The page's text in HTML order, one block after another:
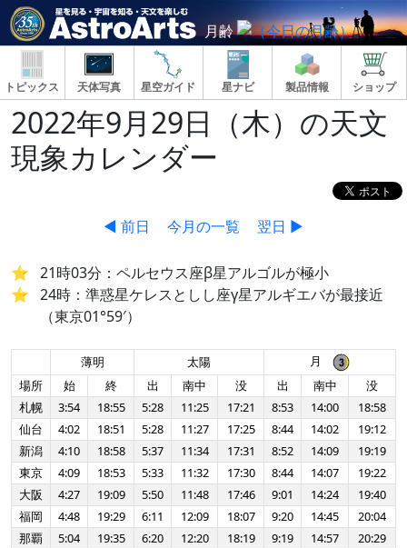
月齢
トピックス 天体写真 星空ガイド 星ナビ 製品情報 ショップ
2022年9月29日（木）の天文
現象カレンダー
◀ 前日 今月の一覧 翌日 ▶
21時03分：ペルセウス座β星アルゴルが極小
24時：準惑星ケレスとしし座γ星アルギエバが最接近
（東京01°59′）
薄明 太陽
月
場所
始 終 出 南中 没 出 南中
没
札幌
3:54 18:55 5:28 11:25 17:21 8:53 14:00
18:58
仙台
4:02 18:51 5:28 11:27 17:25 8:44 14:02
19:12
新潟
4:10 18:58 5:37 11:34 17:31 8:52 14:09
19:19
東京
4:09 18:53 5:33 11:32 17:30 8:44 14:07
19:22
大阪
4:27 19:09 5:50 11:48 17:46 9:01 14:24
19:40
福岡
4:48 19:29 6:11 12:09 18:07 9:20 14:45
20:04
那覇
5:04 19:35 6:20 12:20 18:19 9:19 14:57 20:29